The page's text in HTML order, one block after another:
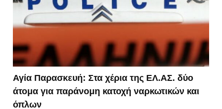
Αγία Παρασκευή: Στα χέρια της ΕΛ.ΑΣ. δύο
άτομα για παράνομη κατοχή ναρκωτικών και
όπλων